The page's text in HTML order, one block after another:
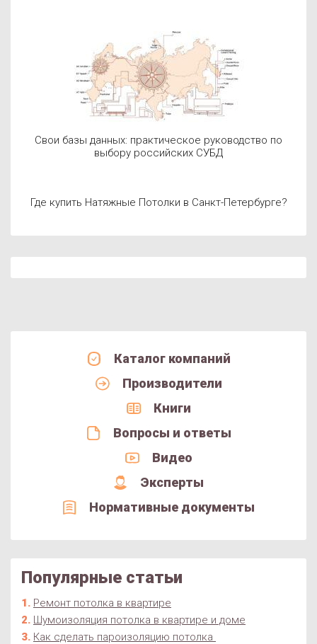
Свои базы данных: практическое руководство по
выбору российских СУБД
Где купить Натяжные Потолки в Санкт-Петербурге?
Каталог компаний
Производители
Книги
Вопросы и ответы
Видео
Эксперты
Нормативные документы
Популярные статьи
Ремонт потолка в квартире
Шумоизоляция потолка в квартире и доме
Как сделать пароизоляцию потолка